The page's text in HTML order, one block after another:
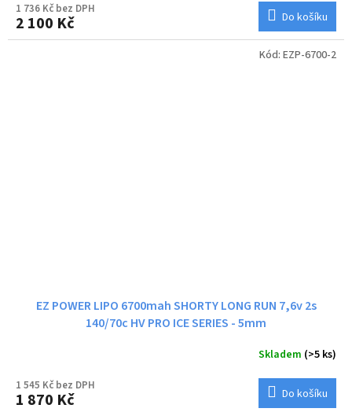
1 736 Kč bez DPH
2 100 Kč Do košíku
EZ POWER LIPO 6700mah SHORTY LONG RUN 7,6v 2s
140/70c HV PRO ICE SERIES - 5mm
Skladem (>5 ks)
1 545 Kč bez DPH
1 870 Kč Do košíku
Kód: EZP-6700-2